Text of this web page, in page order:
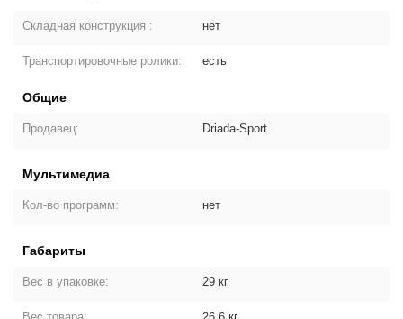
Складная конструкция : нет
Транспортировочные ролики: есть
Общие
Продавец: Driada-Sport
Мультимедиа
Кол-во программ: нет
Габариты
Вес в упаковке: 29 кг